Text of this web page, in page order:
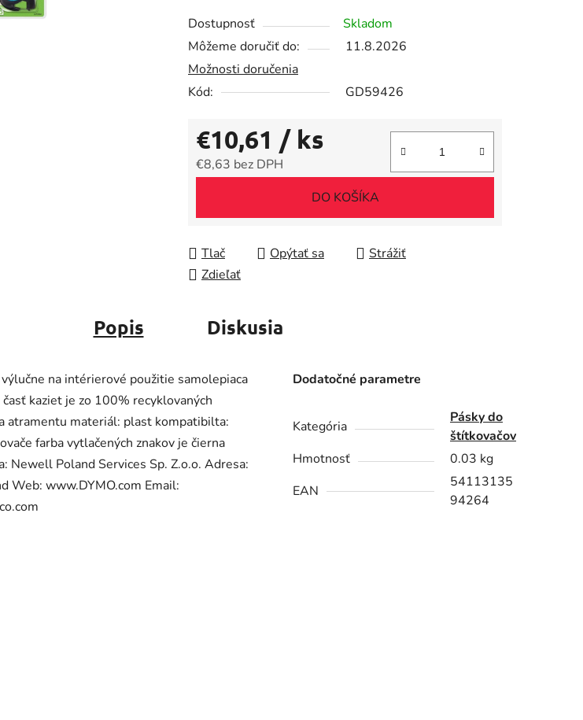
je
0,0
z
5
Dostupnosť
Skladom
Môžeme doručiť do:
11.8.2026
Možnosti doručenia
Kód:
GD59426
€10,61 / ks
€8,63 bez DPH
DO KOŠÍKA
Tlač Opýtať sa
Strážiť
Zdieľať
Popis Diskusia
na intérierové použitie samolepiaca
kaziet je zo 100% recyklovaných
atramentu materiál: plast kompatibilta:
farba vytlačených znakov je čierna
Newell Poland Services Sp. Z.o.o. Adresa:
Web: www.DYMO.com Email:
Dodatočné parametre
Kategória
Pásky do
štítkovačov
Hmotnosť
0.03 kg
EAN
54113135
94264